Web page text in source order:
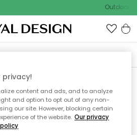
Outdoor
wurde nicht
privacy!
content and ads, and to analyze
and option to opt out of any non-
our site. However, blocking certain
of the website. Our privacy